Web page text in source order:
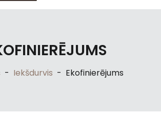
- Iekšdurvis - Ekofinierējums